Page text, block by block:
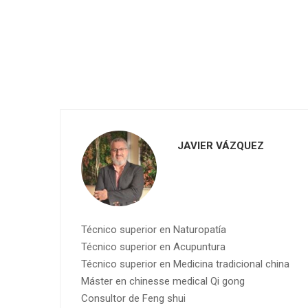
JAVIER VÁZQUEZ
Técnico superior en Naturopatía
Técnico superior en Acupuntura
Técnico superior en Medicina tradicional china
Máster en chinesse medical Qi gong
Consultor de Feng shui